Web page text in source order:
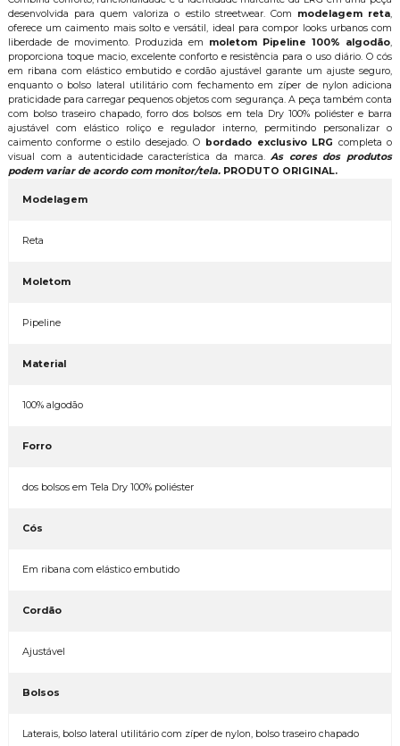
desenvolvida para quem valoriza o estilo streetwear. Com modelagem reta,
oferece um caimento mais solto e versátil, ideal para compor looks urbanos com
liberdade de movimento. Produzida em moletom Pipeline 100% algodão,
proporciona toque macio, excelente conforto e resistência para o uso diário. O cós
em ribana com elástico embutido e cordão ajustável garante um ajuste seguro,
enquanto o bolso lateral utilitário com fechamento em zíper de nylon adiciona
praticidade para carregar pequenos objetos com segurança. A peça também conta
com bolso traseiro chapado, forro dos bolsos em tela Dry 100% poliéster e barra
ajustável com elástico roliço e regulador interno, permitindo personalizar o
caimento conforme o estilo desejado. O bordado exclusivo LRG completa o
visual com a autenticidade característica da marca.As cores dos produtos
podem variar de acordo com monitor/tela.PRODUTO ORIGINAL.
Modelagem
Reta
Moletom
Pipeline
Material
100% algodão
Forro
dos bolsos em Tela Dry 100% poliéster
Cós
Em ribana com elástico embutido
Cordão
Ajustável
Bolsos
Laterais, bolso lateral utilitário com zíper de nylon, bolso traseiro chapado